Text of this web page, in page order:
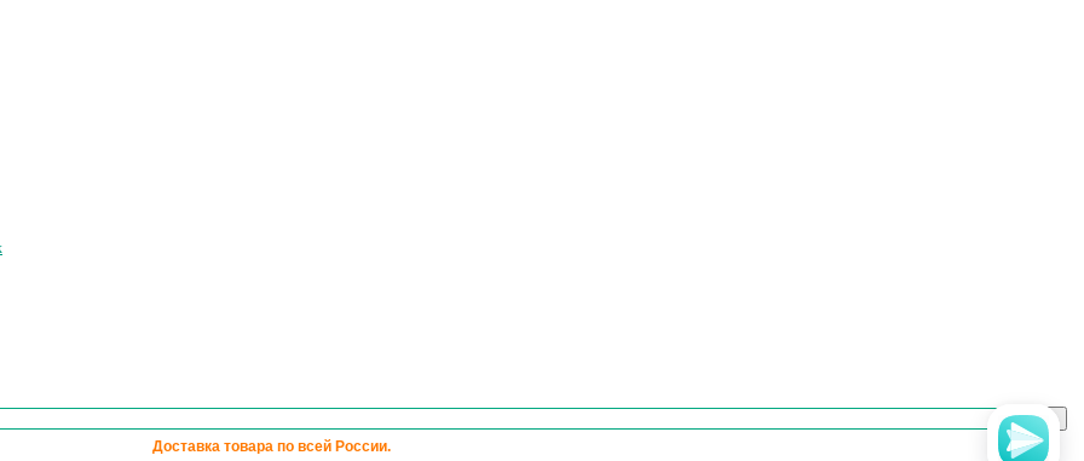
Доставка товара по всей России.